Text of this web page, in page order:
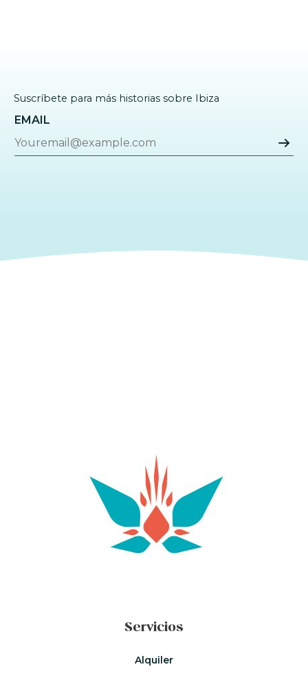
Suscríbete para más historias sobre Ibiza
EMAIL
Servicios
Alquiler